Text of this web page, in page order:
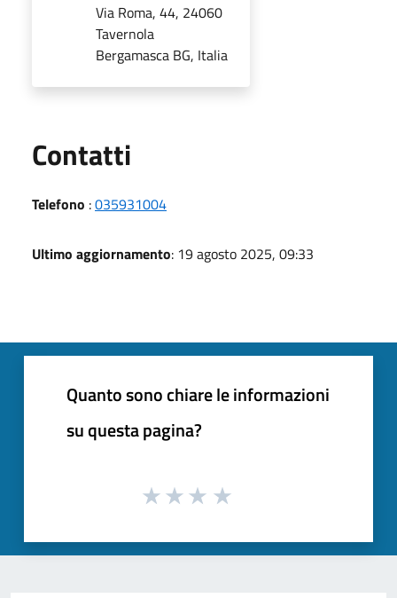
Via Roma, 44, 24060
Tavernola
Bergamasca BG, Italia
Contatti
Telefono :035931004
Ultimo aggiornamento: 19 agosto 2025, 09:33
Quanto sono chiare le informazioni
su questa pagina?